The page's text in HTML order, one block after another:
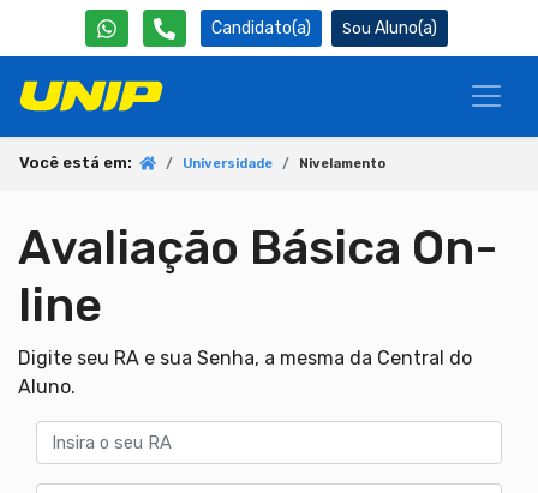
Candidato(a) Aluno(a)
Você está em: Universidade Nivelamento
Avaliação Básica On-
line
Digite seu RA e sua Senha, a mesma da Central do
Aluno.